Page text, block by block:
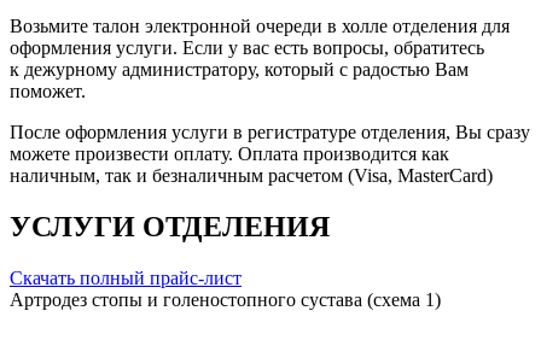
Возьмите талон электронной очереди в холле отделения для
оформления услуги. Если у вас есть вопросы, обратитесь
к дежурному администратору, который с радостью Вам
поможет.
После оформления услуги в регистратуре отделения, Вы сразу
можете произвести оплату. Оплата производится как
наличным, так и безналичным расчетом (Visa, MasterCard)
УСЛУГИ ОТДЕЛЕНИЯ
Скачать полный прайс-лист
Артродез стопы и голеностопного сустава (схема 1)